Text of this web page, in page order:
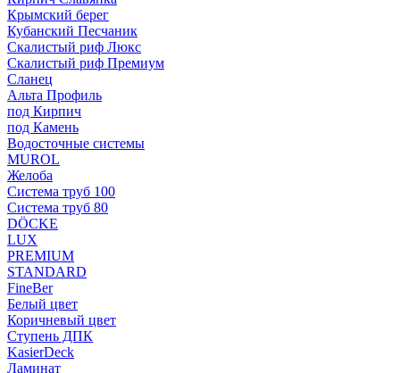
Крымский берег
Кубанский Песчаник
Скалистый риф Люкс
Скалистый риф Премиум
Сланец
Альта Профиль
под Кирпич
под Камень
Водосточные системы
MUROL
Желоба
Система труб 100
Система труб 80
DÖCKE
LUX
PREMIUM
STANDARD
FineBer
Белый цвет
Коричневый цвет
Ступень ДПК
KasierDeck
Ламинат